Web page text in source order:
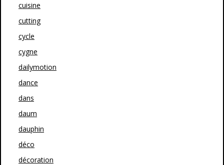
cuisine
cutting
cycle
cygne
dailymotion
dance
dans
daum
dauphin
déco
décoration